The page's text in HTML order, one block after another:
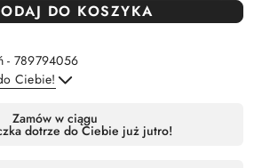
DO KOSZYKA
- 789794056
Ciebie!
Zamów w ciągu
dotrze do Ciebie już jutro!